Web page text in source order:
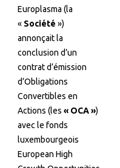
Europlasma (la
« Société »)
annonçait la
conclusion d’un
contrat d’émission
d’Obligations
Convertibles en
Actions (les « OCA»)
avec le fonds
luxembourgeois
European High